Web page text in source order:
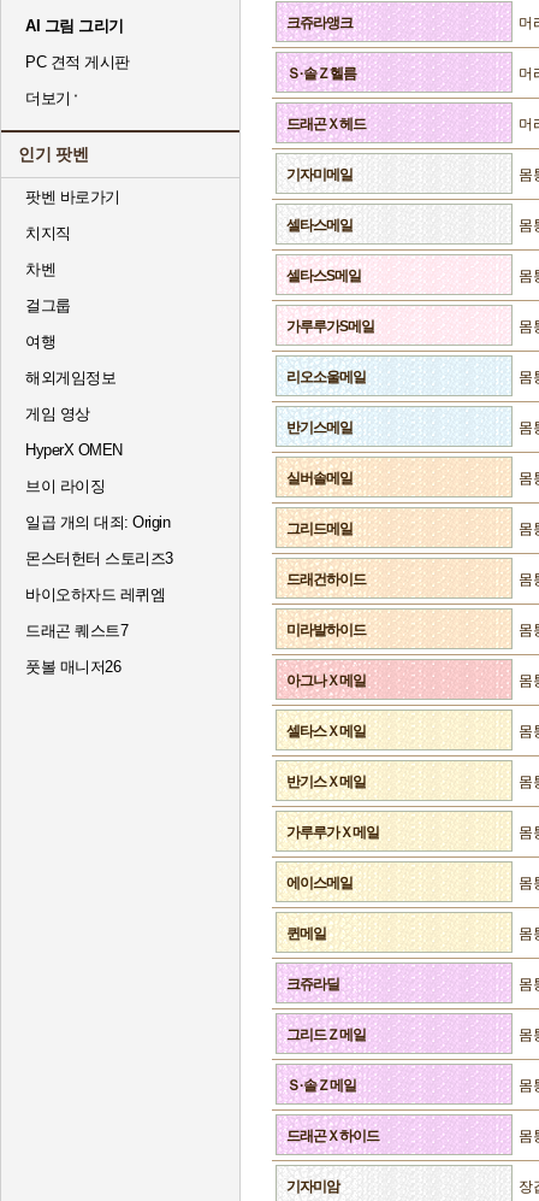
AI 그림 그리기
PC 견적 게시판
더보기
인기 팟벤
팟벤 바로가기
치지직
차벤
걸그룹
여행
해외게임정보
게임 영상
HyperX OMEN
브이 라이징
일곱 개의 대죄: Origin
몬스터헌터 스토리즈3
바이오하자드 레퀴엠
드래곤 퀘스트7
풋볼 매니저26
크쥬라앵크 머
Ｓ·솔Ｚ헬름 머
드래곤Ｘ헤드 머
기자미메일 몸
셀타스메일 몸
셀타스S메일 몸
가루루가S메일 몸
리오소울메일 몸
반기스메일 몸
실버솔메일 몸
그리드메일 몸
드래건하이드 몸
미라발하이드 몸
아그나Ｘ메일 몸
셀타스Ｘ메일 몸
반기스Ｘ메일 몸
가루루가Ｘ메일 몸
에이스메일 몸
퀸메일 몸
크쥬라딜 몸
그리드Ｚ메일 몸
Ｓ·솔Ｚ메일 몸
드래곤Ｘ하이드 몸
기자미암 장